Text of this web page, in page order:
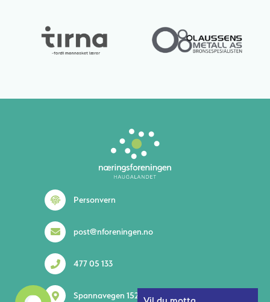
Personvern
post@nforeningen.no
477 05 133
Spannavegen 152 5535 Haugesund
1